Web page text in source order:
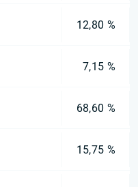
12,80 %
7,15 %
68,60 %
15,75 %